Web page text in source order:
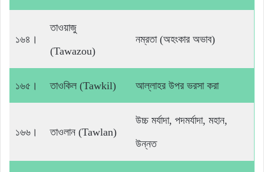
১৬৪।
তাওয়াজু
(Tawazou)
নম্রতা (অহংকার অভাব)
১৬৫। তাওকিল (Tawkil) আল্লাহর উপর ভরসা করা
১৬৬। তাওলান (Tawlan)
উচ্চ মর্যাদা, পদমর্যাদা, মহান,
উন্নত